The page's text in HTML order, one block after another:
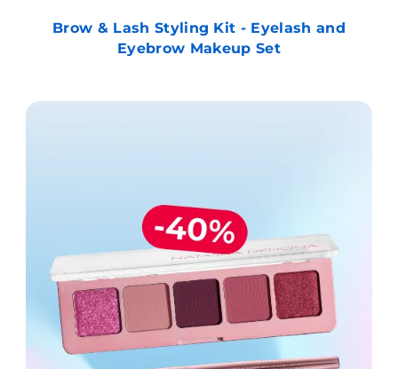
Brow & Lash Styling Kit - Eyelash and
Eyebrow Makeup Set